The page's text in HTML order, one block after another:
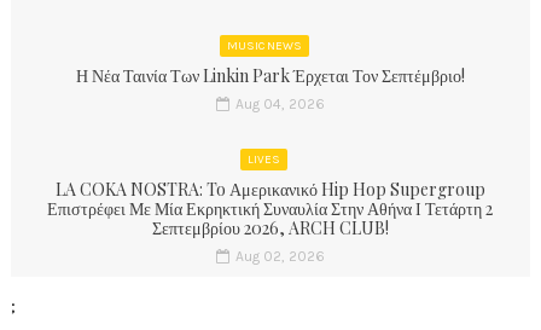
MUSIC NEWS
Η Νέα Ταινία Των Linkin Park Έρχεται Τον Σεπτέμβριο!
Aug 04, 2026
LIVES
LA COKA NOSTRA: To Αμερικανικό Hip Hop Supergroup
Επιστρέφει Με Μία Εκρηκτική Συναυλία Στην Αθήνα Ι Τετάρτη 2
Σεπτεμβρίου 2026, ARCH CLUB!
Aug 02, 2026
;